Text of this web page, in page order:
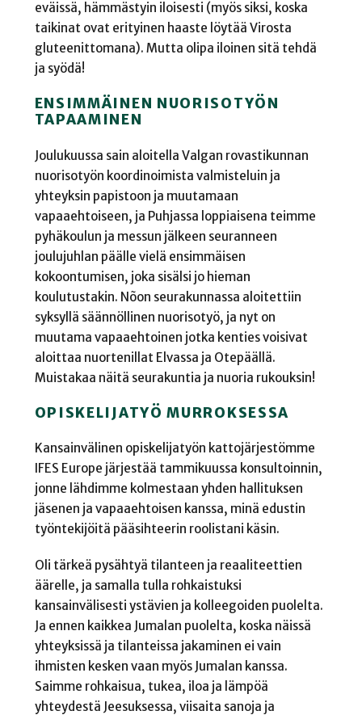
eväissä, hämmästyin iloisesti (myös siksi, koska
taikinat ovat erityinen haaste löytää Virosta
gluteenittomana). Mutta olipa iloinen sitä tehdä
ja syödä!
ENSIMMÄINEN NUORISOTYÖN
TAPAAMINEN
Joulukuussa sain aloitella Valgan rovastikunnan
nuorisotyön koordinoimista valmisteluin ja
yhteyksin papistoon ja muutamaan
vapaaehtoiseen, ja Puhjassa loppiaisena teimme
pyhäkoulun ja messun jälkeen seuranneen
joulujuhlan päälle vielä ensimmäisen
kokoontumisen, joka sisälsi jo hieman
koulutustakin. Nõon seurakunnassa aloitettiin
syksyllä säännöllinen nuorisotyö, ja nyt on
muutama vapaaehtoinen jotka kenties voisivat
aloittaa nuortenillat Elvassa ja Otepäällä.
Muistakaa näitä seurakuntia ja nuoria rukouksin!
OPISKELIJATYÖ MURROKSESSA
Kansainvälinen opiskelijatyön kattojärjestömme
IFES Europe järjestää tammikuussa konsultoinnin,
jonne lähdimme kolmestaan yhden hallituksen
jäsenen ja vapaaehtoisen kanssa, minä edustin
työntekijöitä pääsihteerin roolistani käsin.
Oli tärkeä pysähtyä tilanteen ja reaaliteettien
äärelle, ja samalla tulla rohkaistuksi
kansainvälisesti ystävien ja kolleegoiden puolelta.
Ja ennen kaikkea Jumalan puolelta, koska näissä
yhteyksissä ja tilanteissa jakaminen ei vain
ihmisten kesken vaan myös Jumalan kanssa.
Saimme rohkaisua, tukea, iloa ja lämpöä
yhteydestä Jeesuksessa, viisaita sanoja ja